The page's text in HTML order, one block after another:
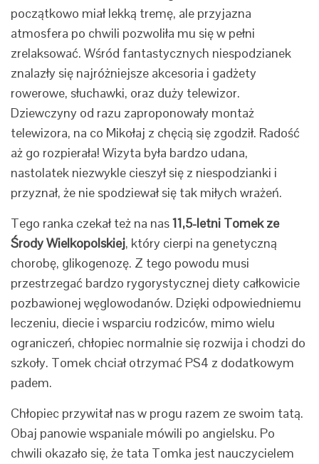
początkowo miał lekką tremę, ale przyjazna
atmosfera po chwili pozwoliła mu się w pełni
zrelaksować. Wśród fantastycznych niespodzianek
znalazły się najróżniejsze akcesoria i gadżety
rowerowe, słuchawki, oraz duży telewizor.
Dziewczyny od razu zaproponowały montaż
telewizora, na co Mikołaj z chęcią się zgodził. Radość
aż go rozpierała! Wizyta była bardzo udana,
nastolatek niezwykle cieszył się z niespodzianki i
przyznał, że nie spodziewał się tak miłych wrażeń.
Tego ranka czekał też na nas11,5-letni Tomek ze
Środy Wielkopolskiej, który cierpi na genetyczną
chorobę, glikogenozę. Z tego powodu musi
przestrzegać bardzo rygorystycznej diety całkowicie
pozbawionej węglowodanów. Dzięki odpowiedniemu
leczeniu, diecie i wsparciu rodziców, mimo wielu
ograniczeń, chłopiec normalnie się rozwija i chodzi do
szkoły. Tomek chciał otrzymać PS4 z dodatkowym
padem.
Chłopiec przywitał nas w progu razem ze swoim tatą.
Obaj panowie wspaniale mówili po angielsku. Po
chwili okazało się, że tata Tomka jest nauczycielem